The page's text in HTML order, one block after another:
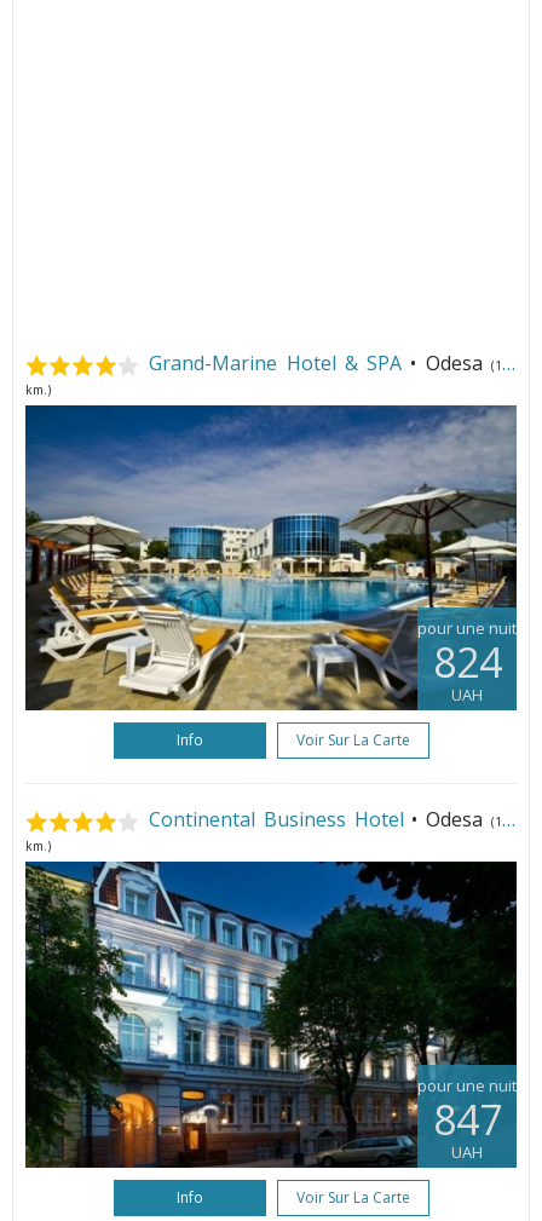
Grand-Marine Hotel & SPA • Odesa(122
km.)
pour une nuit
824
UAH
Info Voir Sur La Carte
Continental Business Hotel • Odesa(110
km.)
pour une nuit
847
UAH
Info Voir Sur La Carte